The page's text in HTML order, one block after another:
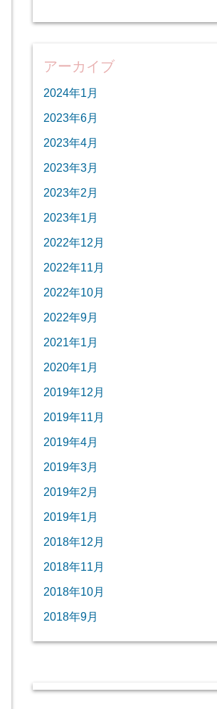
アーカイブ
2024年1月
2023年6月
2023年4月
2023年3月
2023年2月
2023年1月
2022年12月
2022年11月
2022年10月
2022年9月
2021年1月
2020年1月
2019年12月
2019年11月
2019年4月
2019年3月
2019年2月
2019年1月
2018年12月
2018年11月
2018年10月
2018年9月